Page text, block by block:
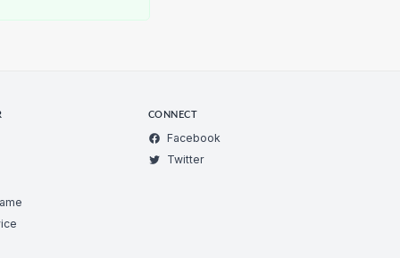
CONNECT
Facebook
Twitter